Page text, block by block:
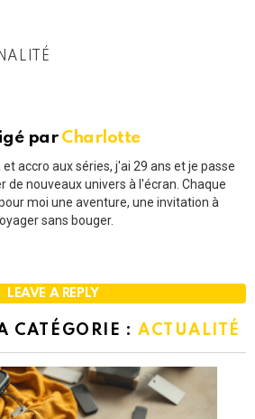
par Charlotte
accro aux séries, j'ai 29 ans et je passe
de nouveaux univers à l'écran. Chaque
moi une aventure, une invitation à
sans bouger.
LEAVE A REPLY
CATÉGORIE : ACTUALITÉ